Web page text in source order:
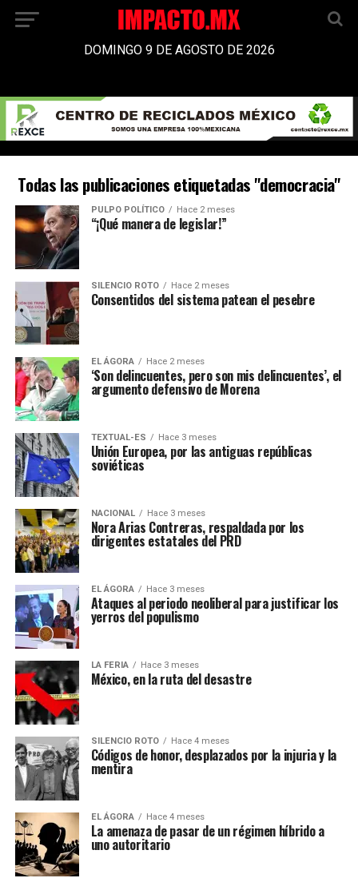
DOMINGO 9 DE AGOSTO DE 2026
Todas las publicaciones etiquetadas "democracia"
PULPO POLÍTICO Hace 2 meses
“¡Qué manera de legislar!”
SILENCIO ROTO Hace 2 meses
Consentidos del sistema patean el pesebre
EL ÁGORA Hace 2 meses
‘Son delincuentes, pero son mis delincuentes’, el
argumento defensivo de Morena
TEXTUAL-ES Hace 3 meses
Unión Europea, por las antiguas repúblicas
soviéticas
NACIONAL Hace 3 meses
Nora Arias Contreras, respaldada por los
dirigentes estatales del PRD
EL ÁGORA Hace 3 meses
Ataques al periodo neoliberal para justificar los
yerros del populismo
LA FERIA Hace 3 meses
México, en la ruta del desastre
SILENCIO ROTO Hace 4 meses
Códigos de honor, desplazados por la injuria y la
mentira
EL ÁGORA Hace 4 meses
La amenaza de pasar de un régimen híbrido a
uno autoritario